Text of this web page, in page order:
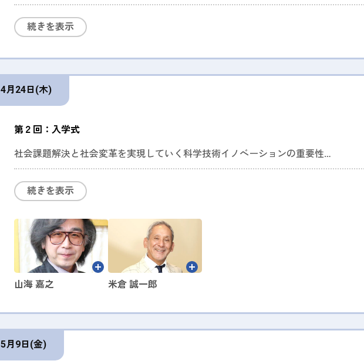
あり、気軽にご参加いただけます。
続きを表示
4月24日(木)
第２回：入学式
社会課題解決と社会変革を実現していく科学技術イノベーションの重要性
― ロボット革命、IT革命に続く「サイバニクス革命」で進化していく人類 ―
続きを表示
山海 嘉之 米倉 誠一郎
5月9日(金)